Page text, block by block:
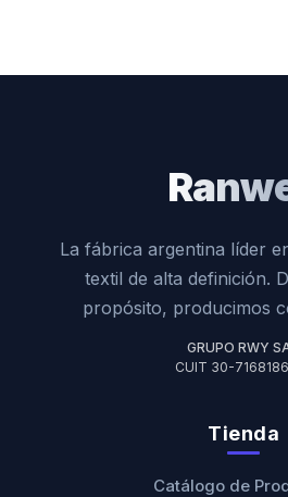
La fábrica argentina líder
textil de alta definición.
propósito, producimos
GRUPO RWY
CUIT 30-
Tienda
Catálogo de